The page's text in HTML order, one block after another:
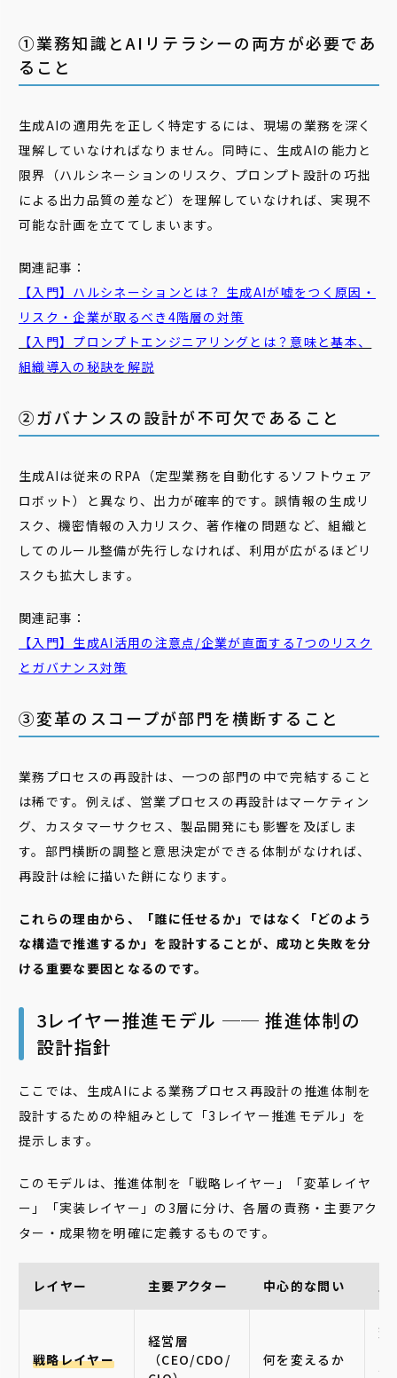
➀業務知識とAIリテラシーの両方が必要であ
ること
生成AIの適用先を正しく特定するには、現場の業務を深く
理解していなければなりません。同時に、生成AIの能力と
限界（ハルシネーションのリスク、プロンプト設計の巧拙
による出力品質の差など）を理解していなければ、実現不
可能な計画を立ててしまいます。
関連記事：
【入門】ハルシネーションとは？ 生成AIが嘘をつく原因・
リスク・企業が取るべき4階層の対策
【入門】プロンプトエンジニアリングとは？意味と基本、
組織導入の秘訣を解説
②ガバナンスの設計が不可欠であること
生成AIは従来のRPA（定型業務を自動化するソフトウェア
ロボット）と異なり、出力が確率的です。誤情報の生成リ
スク、機密情報の入力リスク、著作権の問題など、組織と
してのルール整備が先行しなければ、利用が広がるほどリ
スクも拡大します。
関連記事：
【入門】生成AI活用の注意点/企業が直面する7つのリスク
とガバナンス対策
③変革のスコープが部門を横断すること
業務プロセスの再設計は、一つの部門の中で完結すること
は稀です。例えば、営業プロセスの再設計はマーケティン
グ、カスタマーサクセス、製品開発にも影響を及ぼしま
す。部門横断の調整と意思決定ができる体制がなければ、
再設計は絵に描いた餅になります。
これらの理由から、「誰に任せるか」ではなく「どのよう
な構造で推進するか」を設計することが、成功と失敗を分
ける重要な要因となるのです。
3レイヤー推進モデル ── 推進体制の
設計指針
ここでは、生成AIによる業務プロセス再設計の推進体制を
設計するための枠組みとして「3レイヤー推進モデル」を
提示します。
このモデルは、推進体制を「戦略レイヤー」「変革レイヤ
ー」「実装レイヤー」の3層に分け、各層の責務・主要アク
ター・成果物を明確に定義するものです。
レイヤー 主要アクター 中心的な問い 主
戦略レイヤー
経営層
（CEO/CDO/
何を変えるか
変
判